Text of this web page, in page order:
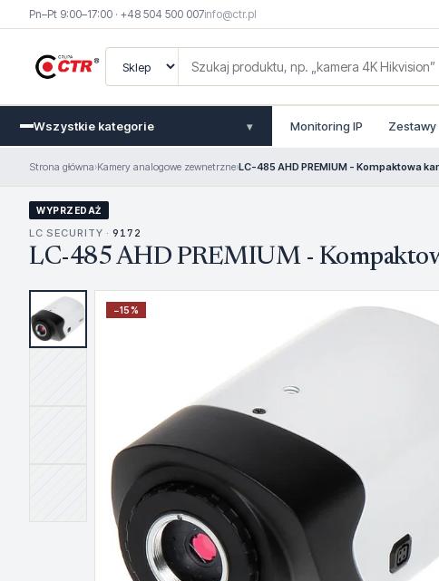
Pn–Pt 9:00–17:00 · +48 504 500 007info@ctr.pl
Wszystkie kategorie ▾ Monitoring IP
Strona główna›Kamery analogowe zewnetrzne›LC-485 AHD PREMIUM - Kompaktowa
WYPRZEDAŻ
LC SECURITY · 9172
LC-485 AHD PREMIUM -
−15%